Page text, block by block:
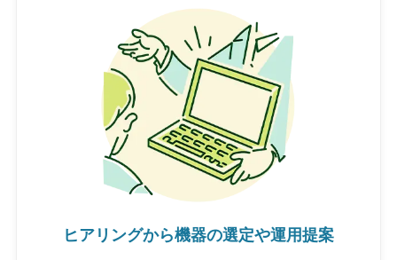
ヒアリングから機器の選定や運用提案